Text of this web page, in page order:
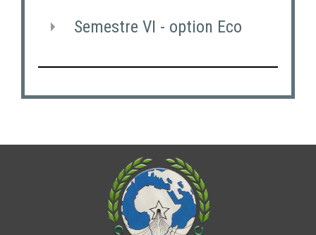
Semestre VI - option Eco